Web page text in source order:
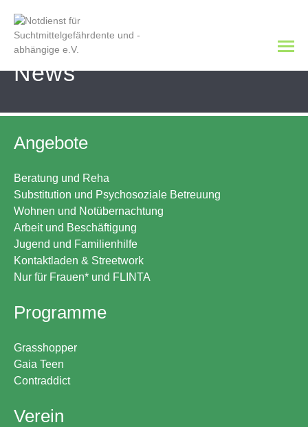
News
Angebote
Beratung und Reha
Substitution und Psychosoziale Betreuung
Wohnen und Notübernachtung
Arbeit und Beschäftigung
Jugend und Familienhilfe
Kontaktladen & Streetwork
Nur für Frauen* und FLINTA
Programme
Grasshopper
Gaia Teen
Contraddict
Verein